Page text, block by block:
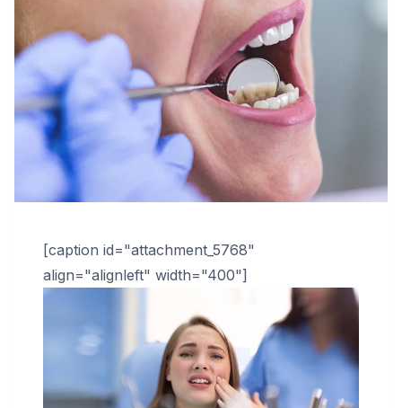
[caption id="attachment_5768"
align="alignleft" width="400"]